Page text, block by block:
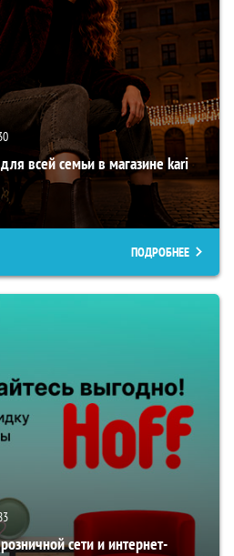
всей семьи в магазине kari
ПОДРОБНЕЕ
сети и интернет-